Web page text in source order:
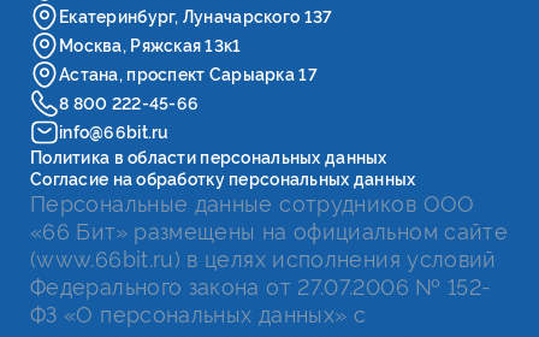
Екатеринбург, Луначарского 137
Москва, Ряжская 13к1
Астана, проспект Сарыарка 17
8 800 222-45-66
info@66bit.ru
Политика в области персональных данных
Согласие на обработку персональных данных
Персональные данные сотрудников ООО
«66 Бит» размещены на официальном сайте
(www.66bit.ru) в целях исполнения условий
Федерального закона от 27.07.2006 № 152-
ФЗ «О персональных данных» с